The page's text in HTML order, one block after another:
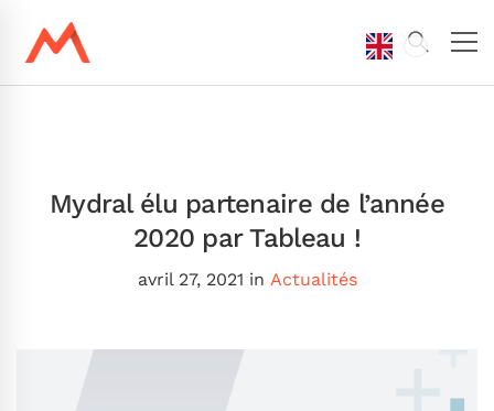
Mydral élu partenaire de l’année
2020 par Tableau !
avril 27, 2021 in Actualités